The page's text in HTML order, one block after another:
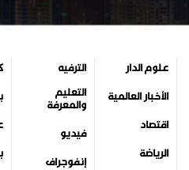
علوم الدار
الأخبار العالمية
اقتصاد
الرياضة
الترفيه
التعليم
والمعرفة
فيديو
إنفوجراف